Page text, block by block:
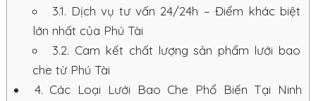
3.1. Dịch vụ tư vấn 24/24h – Điểm khác biệt
lớn nhất của Phú Tài
3.2. Cam kết chất lượng sản phẩm lưới bao
che từ Phú Tài
4. Các Loại Lưới Bao Che Phổ Biến Tại Ninh